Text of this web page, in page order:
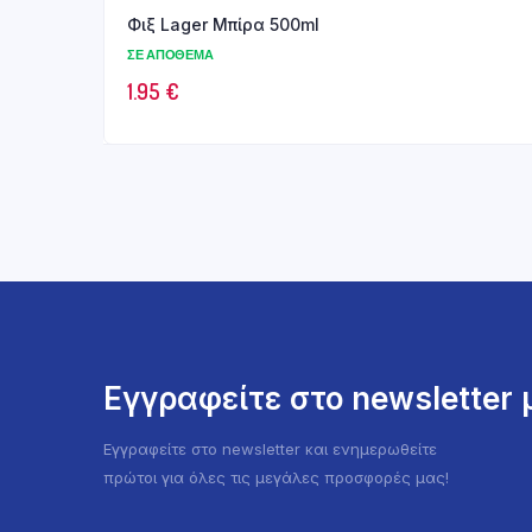
Φιξ Lager Μπίρα 500ml
ΣΕ ΑΠΌΘΕΜΑ
1.95 €
Εγγραφείτε στο newsletter
Εγγραφείτε στο newsletter και ενημερωθείτε
πρώτοι για όλες τις μεγάλες προσφορές μας!